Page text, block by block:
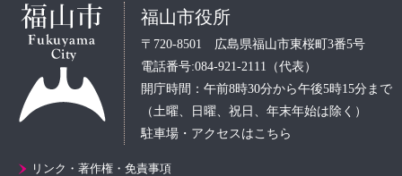
福山市役所
〒720-8501 広島県福山市東桜町3番5号
電話番号:084-921-2111（代表）
開庁時間：午前8時30分から午後5時15分まで
（土曜、日曜、祝日、年末年始は除く）
駐車場・アクセスはこちら
リンク・著作権・免責事項